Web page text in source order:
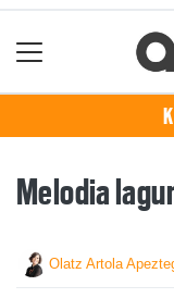
Melodia
Olatz Artola